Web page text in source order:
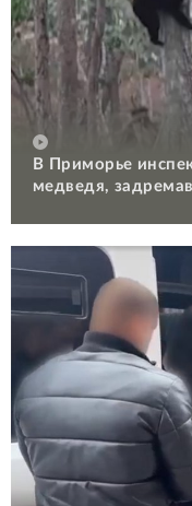
В Приморье
медведя,